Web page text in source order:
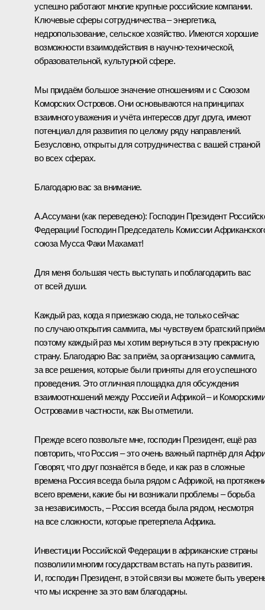
успешно работают многие крупные российские компании.
Ключевые сферы сотрудничества – энергетика,
недропользование, сельское хозяйство. Имеются хорошие
возможности взаимодействия в научно-технической,
образовательной, культурной сфере.
Мы придаём большое значение отношениям и с Союзом
Коморских Островов. Они основываются на принципах
взаимного уважения и учёта интересов друг друга, имеют
потенциал для развития по целому ряду направлений.
Безусловно, открыты для сотрудничества с вашей страной
во всех сферах.
Благодарю вас за внимание.
А.Ассумани (как переведено): Господин Президент
Федерации! Господин Председатель Комиссии
союза Мусса Факи Махамат!
Для меня большая честь выступать и поблагодарить вас
от всей души.
Каждый раз, когда я приезжаю сюда, не только сейчас
по случаю открытия саммита, мы чувствуем братский
поэтому каждый раз мы хотим вернуться в эту прекрасную
страну. Благодарю Вас за приём, за организацию саммита,
за все решения, которые были приняты для его успешного
проведения. Это отличная площадка для обсуждения
взаимоотношений между Россией и Африкой – и Коморскими
Островами в частности, как Вы отметили.
Прежде всего позвольте мне, господин Президент, ещё раз
повторить, что Россия – это очень важный партнёр для
Говорят, что друг познаётся в беде, и как раз в сложные
времена Россия всегда была рядом с Африкой, на
всего времени, какие бы ни возникали проблемы – борьба
за независимость, – Россия всегда была рядом, несмотря
на все сложности, которые претерпела Африка.
Инвестиции Российской Федерации в африканские страны
позволили многим государствам встать на путь развития.
И, господин Президент, в этой связи вы можете быть
что мы искренне за это вам благодарны.